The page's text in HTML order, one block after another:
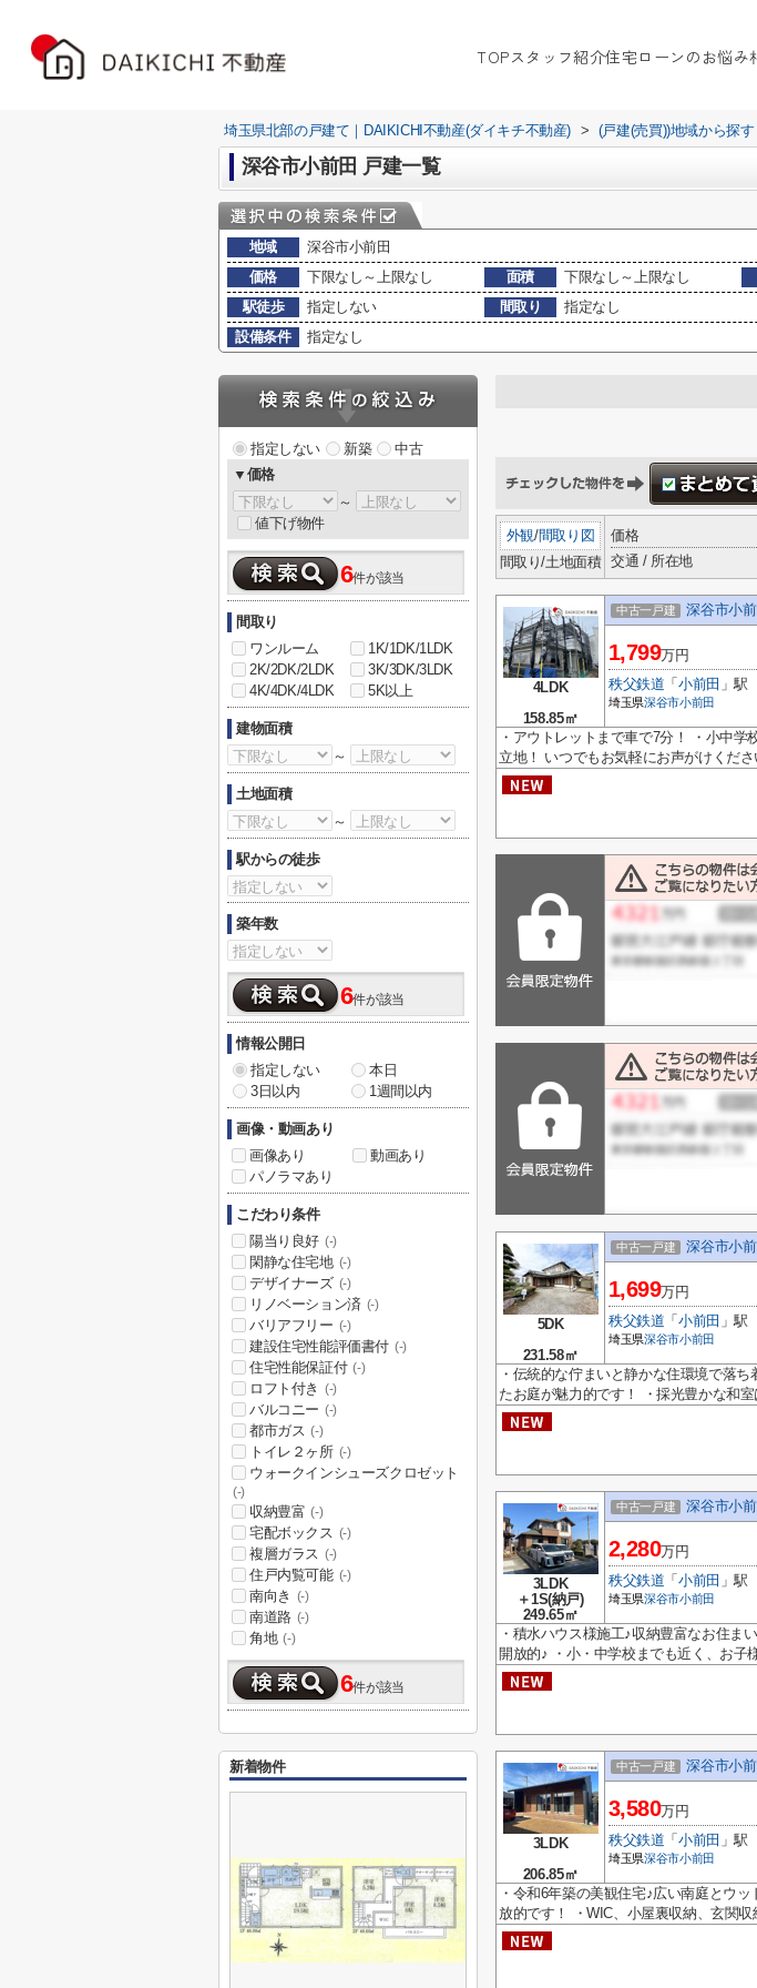
TOPスタッフ紹介住宅ローンのお悩み
埼玉県北部の戸建て｜DAIKICHI不動産(ダイキチ不動産) > (戸建(売買))地域から探す
深谷市小前田 戸建一覧
地域
深谷市小前田
価格
下限なし～上限なし 面積 下限なし～上限なし
駅徒歩
指定しない 間取り
指定なし
設備条件
指定なし
外観/間取り図
間取り/土地面積
価格
交通 / 所在地
4LDK
158.85㎡
中古一戸建 深谷市小
1,799万円
秩父鉄道 「小前田 」駅
埼玉県深谷市小前田
・アウトレットまで車で7分！ ・小中
立地！ いつでもお気軽にお声がけくだ
5DK
231.58㎡
中古一戸建 深谷市小
1,699万円
秩父鉄道 「小前田 」駅
埼玉県深谷市小前田
・伝統的な佇まいと静かな住環境で落
たお庭が魅力的です！ ・採光豊かな和
3LDK
＋1S(納戸)
249.65㎡
中古一戸建 深谷市小
2,280万円
秩父鉄道 「小前田 」駅
埼玉県深谷市小前田
・積水ハウス様施工♪収納豊富なお住ま
開放的♪ ・小・中学校までも近く、お子
3LDK
206.85㎡
中古一戸建 深谷市小
3,580万円
秩父鉄道 「小前田 」駅
埼玉県深谷市小前田
・令和6年築の美観住宅♪広い南庭とウ
放的です！ ・WIC、小屋裏収納、玄関
指定しない 新築
中古
▼価格
～
値下げ物件
6件が該当
間取り
ワンルーム
1K/1DK/1LDK
2K/2DK/2LDK
3K/3DK/3LDK
4K/4DK/4LDK
5K以上
建物面積
～
土地面積
～
駅からの徒歩
築年数
6件が該当
情報公開日
指定しない
本日
3日以内
1週間以内
画像・動画あり
画像あり
動画あり
パノラマあり
こだわり条件
陽当り良好 (-)
閑静な住宅地 (-)
デザイナーズ (-)
リノベーション済 (-)
バリアフリー (-)
建設住宅性能評価書付 (-)
住宅性能保証付 (-)
ロフト付き (-)
バルコニー (-)
都市ガス (-)
トイレ２ヶ所 (-)
ウォークインシューズクロゼット
(-)
収納豊富 (-)
宅配ボックス (-)
複層ガラス (-)
住戸内覧可能 (-)
南向き (-)
南道路 (-)
角地 (-)
6件が該当
新着物件